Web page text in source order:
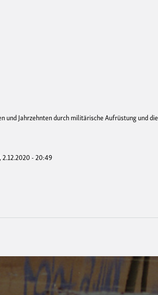
und Jahrzehnten durch militärische Aufrüstung und die
2.12.2020 - 20:49